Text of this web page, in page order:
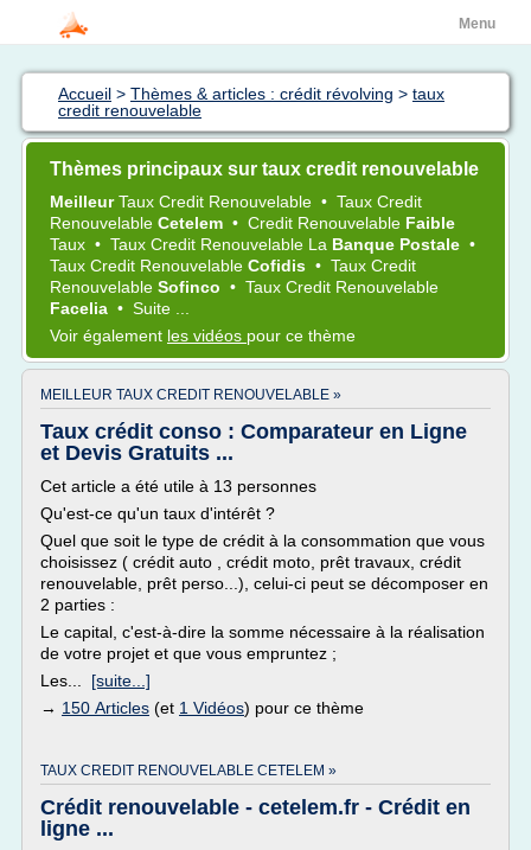
Menu
Accueil > Thèmes & articles : crédit révolving > taux
credit renouvelable
Thèmes principaux sur taux credit renouvelable
MeilleurTaux Credit Renouvelable • Taux Credit
Renouvelable Cetelem • Credit Renouvelable Faible
Taux • Taux Credit Renouvelable La Banque Postale •
Taux Credit Renouvelable Cofidis • Taux Credit
Renouvelable Sofinco • Taux Credit Renouvelable
Facelia • Suite ...
Voir également les vidéos pour ce thème
MEILLEUR TAUX CREDIT RENOUVELABLE »
Taux crédit conso : Comparateur en Ligne
et Devis Gratuits ...
Cet article a été utile à 13 personnes
Qu'est-ce qu'un taux d'intérêt ?
Quel que soit le type de crédit à la consommation que vous
choisissez ( crédit auto , crédit moto, prêt travaux, crédit
renouvelable, prêt perso...), celui-ci peut se décomposer en
2 parties :
Le capital, c'est-à-dire la somme nécessaire à la réalisation
de votre projet et que vous empruntez ;
Les... [suite...]
→ 150 Articles (et 1 Vidéos) pour ce thème
TAUX CREDIT RENOUVELABLE CETELEM »
Crédit renouvelable - cetelem.fr - Crédit en
ligne ...